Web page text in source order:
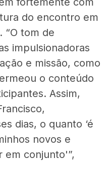
do encontro em
“O tom de
impulsionadoras
e missão, como
o conteúdo
Assim,
dias, o quanto ‘é
novos e
em conjunto'”,